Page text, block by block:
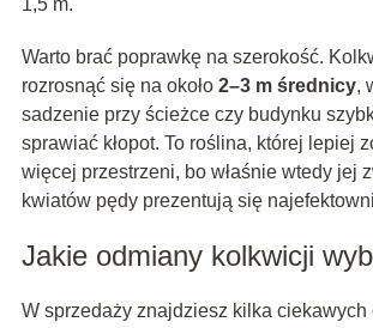
1,5 m.
Warto brać poprawkę na szerokość.
rozrosnąć się na około 2–3 m średnicy,
sadzenie przy ścieżce czy budynku
sprawiać kłopot. To roślina, której lepiej
więcej przestrzeni, bo właśnie wtedy jej
kwiatów pędy prezentują się
Jakie odmiany kolkwicji
W sprzedaży znajdziesz kilka